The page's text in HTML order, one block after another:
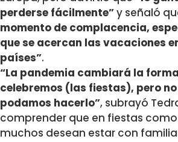
perderse fácilmente”y señaló
momento de complacencia,
que se acercan las vacaciones
países”.
“La pandemia cambiará la
celebremos (las fiestas), pero
podamos hacerlo”, subrayó
comprender que en fiestas
muchos desean estar con